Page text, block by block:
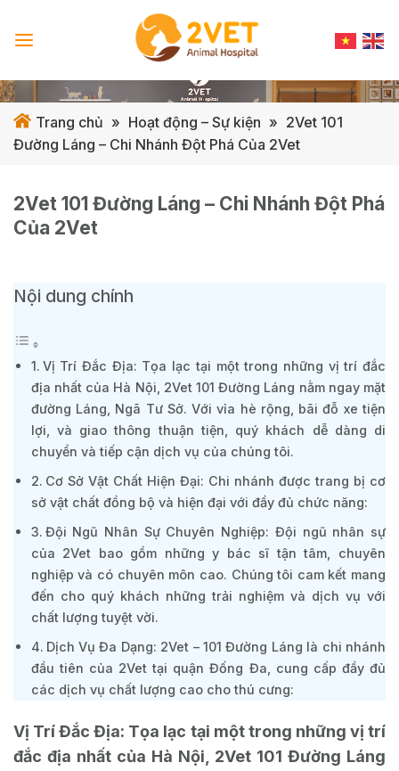
Trang chủ » Hoạt động – Sự kiện » 2Vet 101
Đường Láng – Chi Nhánh Đột Phá Của 2Vet
2Vet 101 Đường Láng – Chi Nhánh Đột Phá
Của 2Vet
Nội dung chính
Vị Trí Đắc Địa: Tọa lạc tại một trong những vị trí đắc
địa nhất của Hà Nội, 2Vet 101 Đường Láng nằm ngay mặt
đường Láng, Ngã Tư Sở. Với vỉa hè rộng, bãi đỗ xe tiện
lợi, và giao thông thuận tiện, quý khách dễ dàng di
chuyển và tiếp cận dịch vụ của chúng tôi.
Cơ Sở Vật Chất Hiện Đại: Chi nhánh được trang bị cơ
sở vật chất đồng bộ và hiện đại với đầy đủ chức năng:
Đội Ngũ Nhân Sự Chuyên Nghiệp: Đội ngũ nhân sự
của 2Vet bao gồm những y bác sĩ tận tâm, chuyên
nghiệp và có chuyên môn cao. Chúng tôi cam kết mang
đến cho quý khách những trải nghiệm và dịch vụ với
chất lượng tuyệt vời.
Dịch Vụ Đa Dạng: 2Vet – 101 Đường Láng là chi nhánh
đầu tiên của 2Vet tại quận Đống Đa, cung cấp đầy đủ
các dịch vụ chất lượng cao cho thú cưng:
Vị Trí Đắc Địa: Tọa lạc tại một trong những vị trí
đắc địa nhất của Hà Nội, 2Vet 101 Đường Láng